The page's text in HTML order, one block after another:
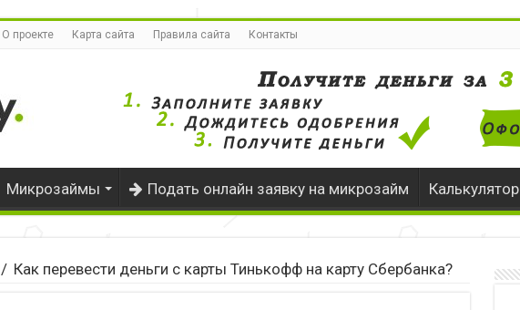
О проекте Карта сайта Правила сайта Контакты
Микрозаймы Подать онлайн заявку на микрозайм Калькулятор
/ Как перевести деньги с карты Тинькофф на карту Сбербанка?